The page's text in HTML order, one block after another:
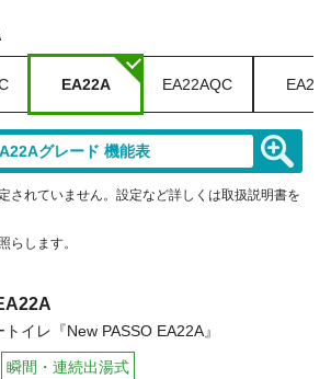
EA22A EA22AQC
グレード 機能表
されていません。設定など詳しくは取扱説明書を
らします。
イレ『New PASSO EA22A』
瞬間・連続出湯式